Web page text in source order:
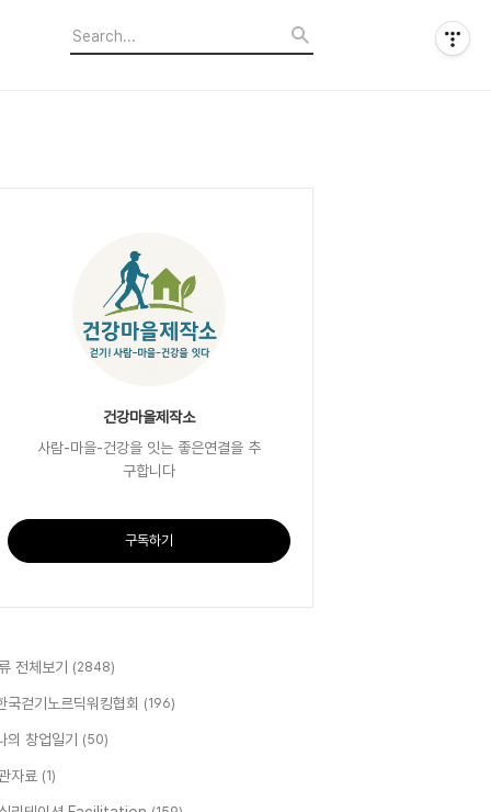
건강마을제작소
사람-마을-건강을 잇는 좋은연결을 추
구합니다
구독하기
전체보기 (2848)
국걷기노르딕워킹협회 (196)
의 창업일기 (50)
자료 (1)